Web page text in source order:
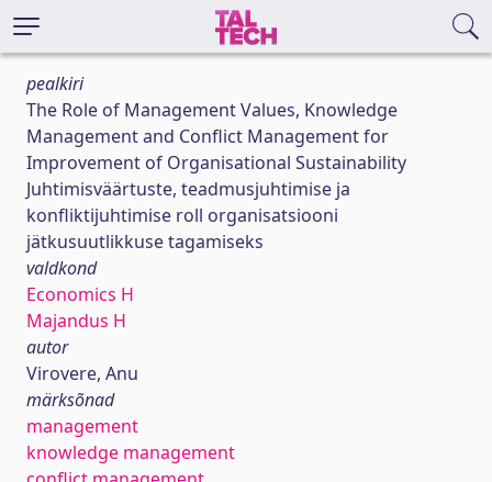
pealkiri
The Role of Management Values, Knowledge
Management and Conflict Management for
Improvement of Organisational Sustainability
Juhtimisväärtuste, teadmusjuhtimise ja
konfliktijuhtimise roll organisatsiooni
jätkusuutlikkuse tagamiseks
valdkond
Economics H
Majandus H
autor
Virovere, Anu
märksõnad
management
knowledge management